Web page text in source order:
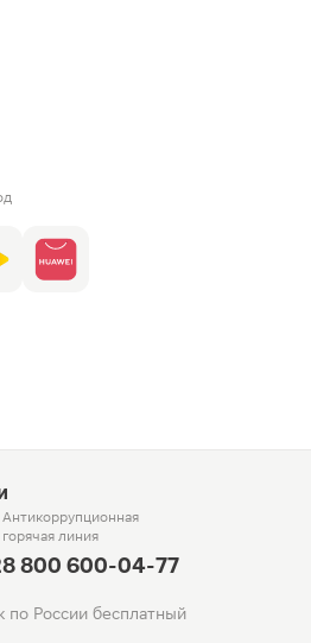
Антикоррупционная
горячая линия
8 800 600-04-77
по России бесплатный